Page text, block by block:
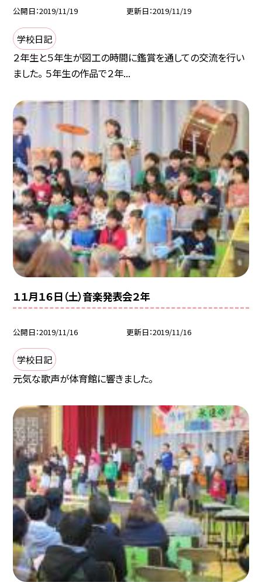
公開日 2019/11/19 更新日 2019/11/19
学校日記
２年生と５年生が図工の時間に鑑賞を通しての交流を行い
ました。 ５年生の作品で２年...
１１月１６日（土）音楽発表会２年
公開日 2019/11/16 更新日 2019/11/16
学校日記
元気な歌声が体育館に響きました。